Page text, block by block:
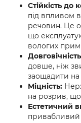
Стійкість до
під впливом
речовин. Це
що
вологих
довше, ніж
заощадити на
Міцність:
на розрив, що
Естетичний
привабливий